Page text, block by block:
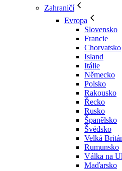
Zahraničí
Evropa
Slovensko
Francie
Chorvatsko
Island
Itálie
Německo
Polsko
Rakousko
Řecko
Rusko
Španělsko
Švédsko
Velká
Rumunsko
Válka na
Maďarsko